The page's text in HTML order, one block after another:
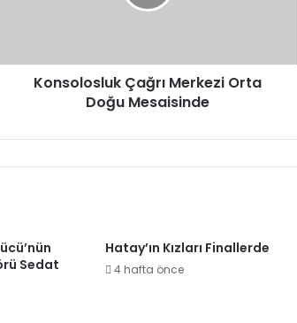
Konsolosluk Çağrı Merkezi Orta
Doğu Mesaisinde
Sedat
Hatay’ın Kızları Finallerde
4 hafta önce